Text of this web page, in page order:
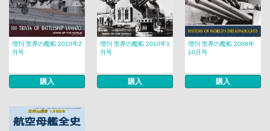
増刊 世界の艦船 2010年2
月号
購入
増刊 世界の艦船 2010年1
月号
購入
増刊 世界の艦船 2008年
10月号
購入